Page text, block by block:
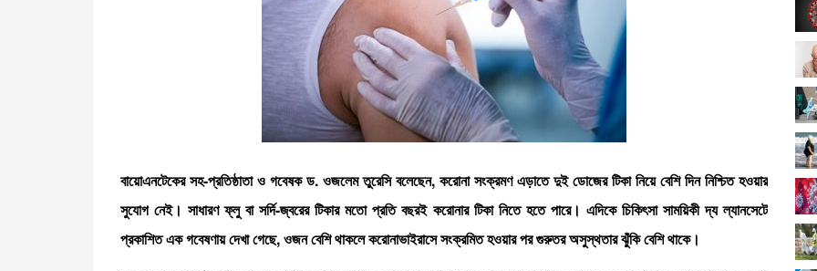
বায়োএনটেকের সহ-প্রতিষ্ঠাতা ও গবেষক ড. ওজলেম তুরেসি বলেছেন, করোনা সংক্রমণ এড়াতে দুই ডোজের টিকা নিয়ে বেশি দিন নিশ্চিত হওয়ার
সুযোগ নেই। সাধারণ ফ্লু বা সর্দি-জ্বরের টিকার মতো প্রতি বছরই করোনার টিকা নিতে হতে পারে। এদিকে চিকিৎসা সাময়িকী দ্য ল্যানসেটে
প্রকাশিত এক গবেষণায় দেখা গেছে, ওজন বেশি থাকলে করোনাভাইরাসে সংক্রমিত হওয়ার পর গুরুতর অসুস্থতার ঝুঁকি বেশি থাকে।